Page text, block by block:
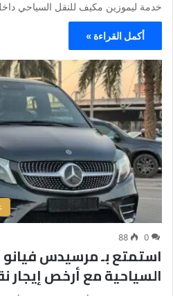
خدمة ليموزين مكيف للنقل السياحي
أكمل القراءة »
0
88
السياحية مع أرخص